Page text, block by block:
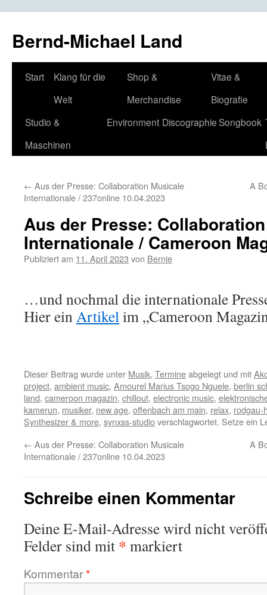
Bernd-Michael Land
Zum
springen
Start
Klang für die
Welt
Shop &
Merchandise
Vitae &
Biografie
Studio &
Maschinen
Environment DiscographieSongbook
← Aus der Presse: Collaboration Musicale
Internationale / 237online 10.04.2023
A
Aus der Presse:
Internationale / Cameroon
Publiziert am 11. April 2023 von Bernie
…und nochmal die internationale
Hier einArtikelim „Cameroon
Dieser Beitrag wurde unter Musik, Termineabgelegt und mit
project, ambient music, Amourel Marius Tsogo Nguele, berlin
land, cameroon magazin, chillout, electronic music,
kamerun, musiker, new age, offenbach am main, relax, rodgau-
Synthesizer & more, synxss-studioverschlagwortet. Setze ein
← Aus der Presse: Collaboration Musicale
Internationale / 237online 10.04.2023
A
Schreibe einen Kommentar
Deine E-Mail-Adresse wird nicht
Felder sind mit * markiert
Kommentar*